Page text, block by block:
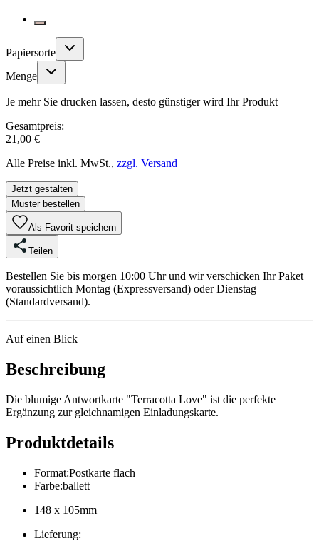
Papiersorte
Menge
Je mehr Sie drucken lassen, desto günstiger wird Ihr Produkt
Gesamtpreis:
21,00 €
Alle Preise inkl. MwSt., zzgl. Versand
Jetzt gestalten
Muster bestellen
Als Favorit speichern
Teilen
Bestellen Sie bis morgen 10:00 Uhr und wir verschicken Ihr Paket
voraussichtlich Montag (Expressversand) oder Dienstag
(Standardversand).
Auf einen Blick
Beschreibung
Die blumige Antwortkarte "Terracotta Love" ist die perfekte
Ergänzung zur gleichnamigen Einladungskarte.
Produktdetails
Format:Postkarte flach
Farbe:ballett
148 x 105mm
Lieferung: